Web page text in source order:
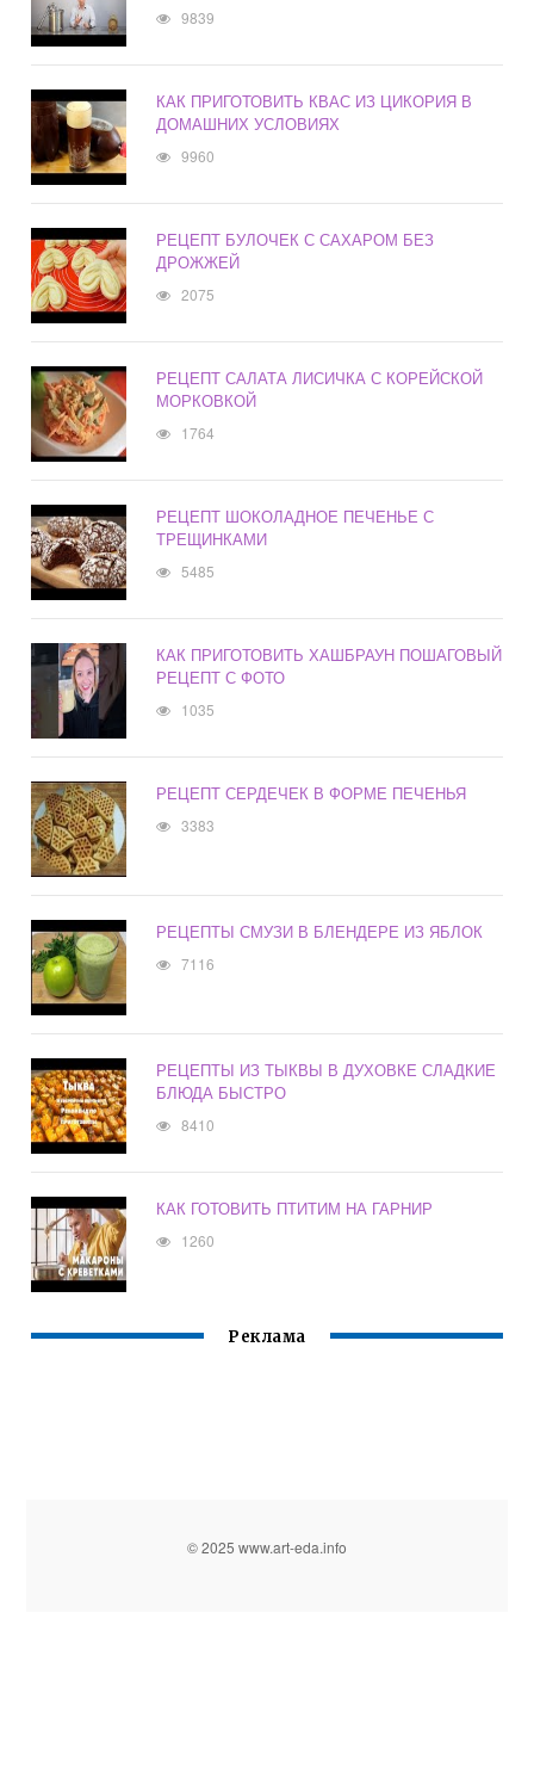
9839
КАК ПРИГОТОВИТЬ КВАС ИЗ ЦИКОРИЯ В
ДОМАШНИХ УСЛОВИЯХ
9960
РЕЦЕПТ БУЛОЧЕК С САХАРОМ БЕЗ
ДРОЖЖЕЙ
2075
РЕЦЕПТ САЛАТА ЛИСИЧКА С КОРЕЙСКОЙ
МОРКОВКОЙ
1764
РЕЦЕПТ ШОКОЛАДНОЕ ПЕЧЕНЬЕ С
ТРЕЩИНКАМИ
5485
КАК ПРИГОТОВИТЬ ХАШБРАУН ПОШАГОВЫЙ
РЕЦЕПТ С ФОТО
1035
РЕЦЕПТ СЕРДЕЧЕК В ФОРМЕ ПЕЧЕНЬЯ
3383
РЕЦЕПТЫ СМУЗИ В БЛЕНДЕРЕ ИЗ ЯБЛОК
7116
РЕЦЕПТЫ ИЗ ТЫКВЫ В ДУХОВКЕ СЛАДКИЕ
БЛЮДА БЫСТРО
8410
КАК ГОТОВИТЬ ПТИТИМ НА ГАРНИР
1260
Реклама
© 2025 www.art-eda.info